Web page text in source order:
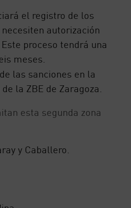
el registro de los
autorización
proceso tendrá una
meses.
las sanciones en la
la ZBE de Zaragoza.
esta segunda zona
y Caballero.